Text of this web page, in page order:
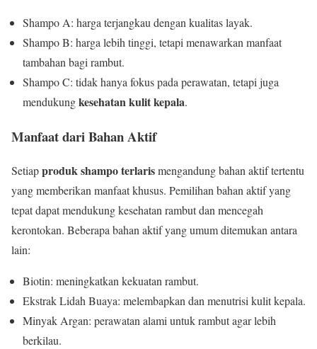
Shampo A: harga terjangkau dengan kualitas layak.
Shampo B: harga lebih tinggi, tetapi menawarkan manfaat
tambahan bagi rambut.
Shampo C: tidak hanya fokus pada perawatan, tetapi juga
mendukungkesehatan kulit kepala.
Manfaat dari Bahan Aktif
Setiapproduk shampo terlarismengandung bahan aktif tertentu
yang memberikan manfaat khusus. Pemilihan bahan aktif yang
tepat dapat mendukung kesehatan rambut dan mencegah
kerontokan. Beberapa bahan aktif yang umum ditemukan antara
lain:
Biotin: meningkatkan kekuatan rambut.
Ekstrak Lidah Buaya: melembapkan dan menutrisi kulit kepala.
Minyak Argan: perawatan alami untuk rambut agar lebih
berkilau.